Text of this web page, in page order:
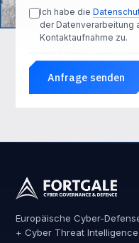
Ich habe die
der Datenverarbeitung
Kontaktaufnahme zu.
Anfrage senden
Europäische Cyber-
+ Cyber Threat Intelligence